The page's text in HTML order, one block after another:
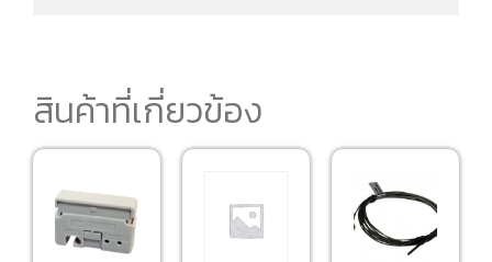
สินค้าที่เกี่ยวข้อง